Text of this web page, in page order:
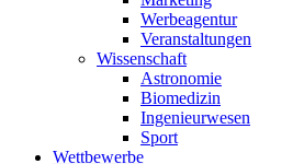
Werbeagentur
Veranstaltungen
Wissenschaft
Astronomie
Biomedizin
Ingenieurwesen
Sport
Wettbewerbe